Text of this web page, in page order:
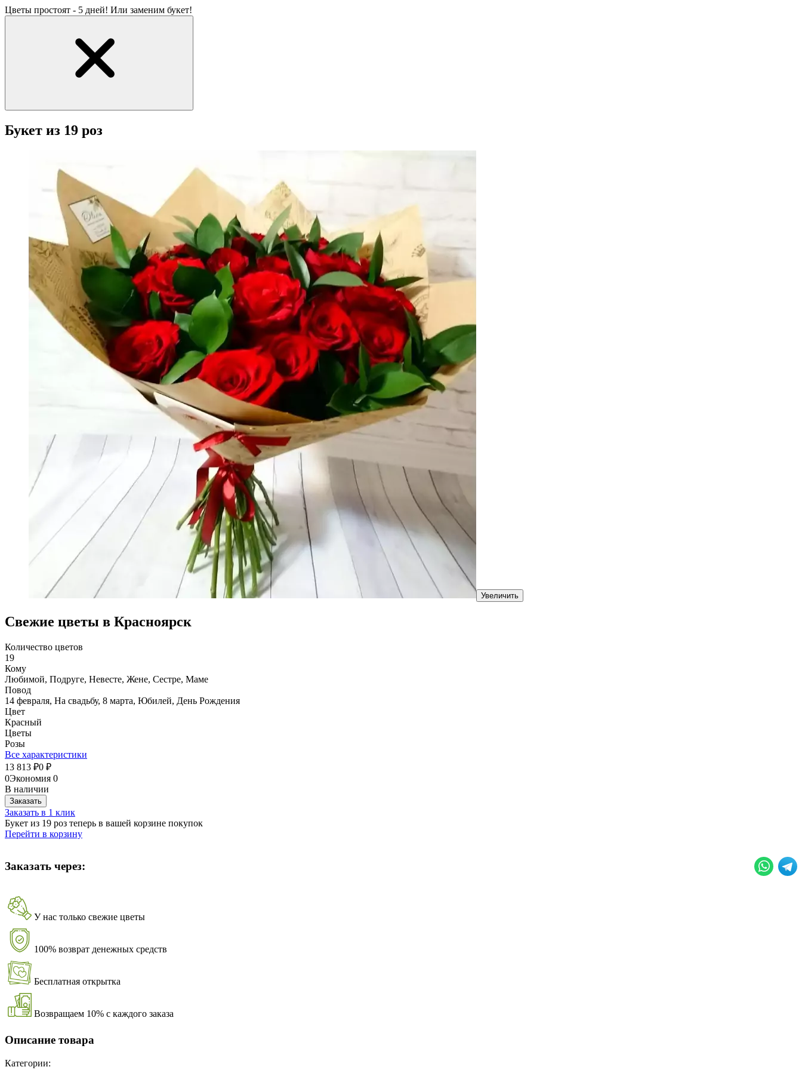
Цветы простоят - 5 дней! Или заменим букет!
Букет из 19 роз
Увеличить
Свежие цветы в Красноярск
Количество цветов
19
Кому
Любимой, Подруге, Невесте, Жене, Сестре, Маме
Повод
14 февраля, На свадьбу, 8 марта, Юбилей, День Рождения
Цвет
Красный
Цветы
Розы
Все характеристики
13 813 ₽0 ₽
0Экономия 0
В наличии
Заказать
Заказать в 1 клик
Букет из 19 роз теперь в вашей корзине покупок
Перейти в корзину
Заказать через:
У нас только свежие цветы
100% возврат денежных средств
Бесплатная открытка
Возвращаем 10% с каждого заказа
Описание товара
Категории: